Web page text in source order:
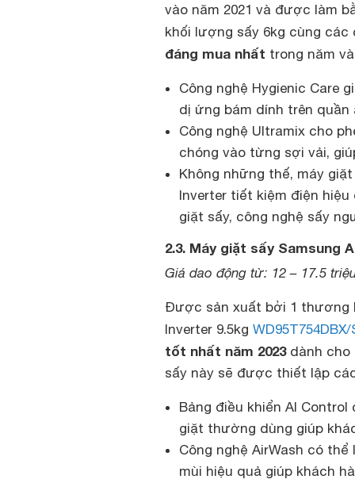
vào năm 2021 và được làm
khối lượng sấy 6kg cùng
đáng mua nhất trong năm
Công nghệ Hygienic Care
dị ứng bám dính trên quần
Công nghệ Ultramix cho
chóng vào từng sợi vải,
Không những thế, máy
Inverter tiết kiệm điện
giặt sấy, công nghệ sấy
2.3. Máy giặt sấy Samsung
Giá dao động từ: 12 – 17.5
Được sản xuất bởi 1 thương
Inverter 9.5kg WD95T754DBX/
tốt nhất năm 2023dành cho
sấy này sẽ được thiết lập
Bảng điều khiển AI
giặt thường dùng giúp
Công nghệ AirWash có
mùi hiệu quả giúp khách